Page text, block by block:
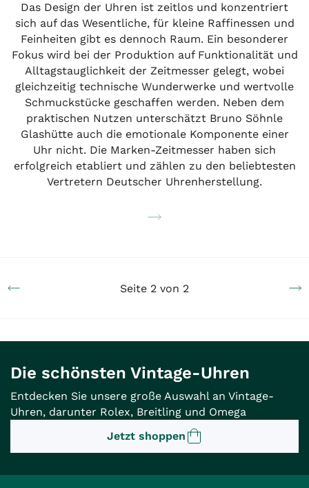
Das Design der Uhren ist zeitlos und konzentriert
sich auf das Wesentliche, für kleine Raffinessen und
Feinheiten gibt es dennoch Raum. Ein besonderer
Fokus wird bei der Produktion auf Funktionalität und
Alltagstauglichkeit der Zeitmesser gelegt, wobei
gleichzeitig technische Wunderwerke und wertvolle
Schmuckstücke geschaffen werden. Neben dem
praktischen Nutzen unterschätzt Bruno Söhnle
Glashütte auch die emotionale Komponente einer
Uhr nicht. Die Marken-Zeitmesser haben sich
erfolgreich etabliert und zählen zu den beliebtesten
Vertretern Deutscher Uhrenherstellung.
Seite 2 von 2
Die schönsten Vintage-Uhren
Entdecken Sie unsere große Auswahl an Vintage-
Uhren, darunter Rolex, Breitling und Omega
Jetzt shoppen